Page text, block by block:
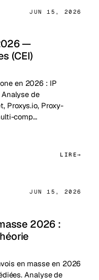
JUN 15, 2026
—
(CEI)
en 2026 : IP
de
Proxys.io, Proxy-
comp…
LIRE
JUN 15, 2026
2026 :
en masse en 2026
Analyse de